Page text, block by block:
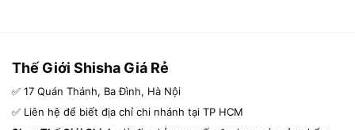
Thế Giới Shisha Giá Rẻ
✅ 17 Quán Thánh, Ba Đình, Hà Nội
✅ Liên hệ để biết địa chỉ chi nhánh tại TP HCM